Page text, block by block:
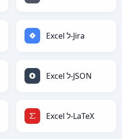
Excel ל-Jira
Excel ל-JSON
Excel ל-LaTeX